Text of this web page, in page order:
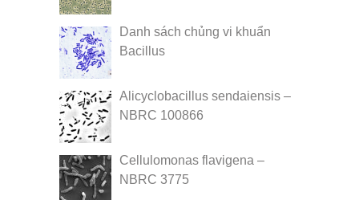
Danh sách chủng vi khuẩn
Bacillus
Alicyclobacillus sendaiensis –
NBRC 100866
Cellulomonas flavigena –
NBRC 3775